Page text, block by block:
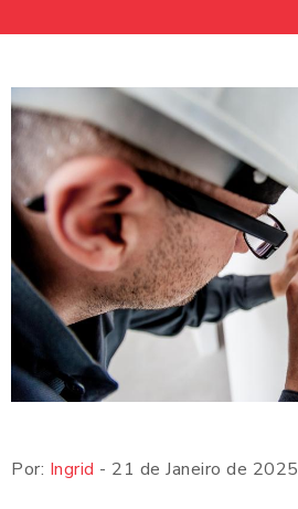
Por: Ingrid - 21 de Janeiro de 2025